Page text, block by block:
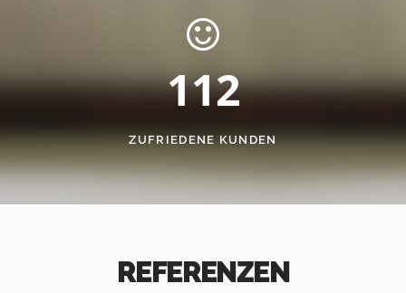
112
ZUFRIEDENE KUNDEN
REFERENZEN